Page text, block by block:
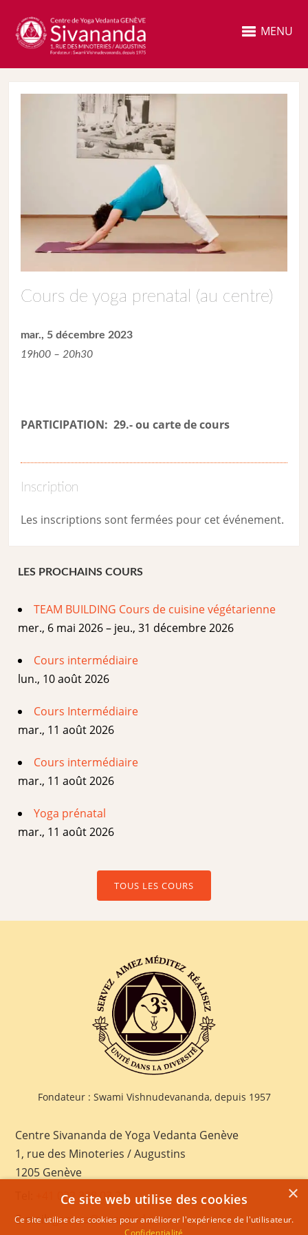
MENU
Cours de yoga prenatal (au centre)
mar., 5 décembre 2023
19h00 – 20h30
PARTICIPATION: 29.- ou carte de cours
Inscription
Les inscriptions sont fermées pour cet événement.
LES PROCHAINS COURS
TEAM BUILDING Cours de cuisine végétarienne
mer., 6 mai 2026 – jeu., 31 décembre 2026
Cours intermédiaire
lun., 10 août 2026
Cours Intermédiaire
mar., 11 août 2026
Cours intermédiaire
mar., 11 août 2026
Yoga prénatal
mar., 11 août 2026
TOUS LES COURS
Fondateur : Swami Vishnudevananda, depuis 1957
Centre Sivananda de Yoga Vedanta Genève
1, rue des Minoteries / Augustins
1205 Genève
+41 022 328 03 28
E-mail:geneva@sivananda.net
×
Ce site web utilise des cookies
Ce site utilise des cookies pour améliorer l'expérience de l'utilisateur.
Confidentialité